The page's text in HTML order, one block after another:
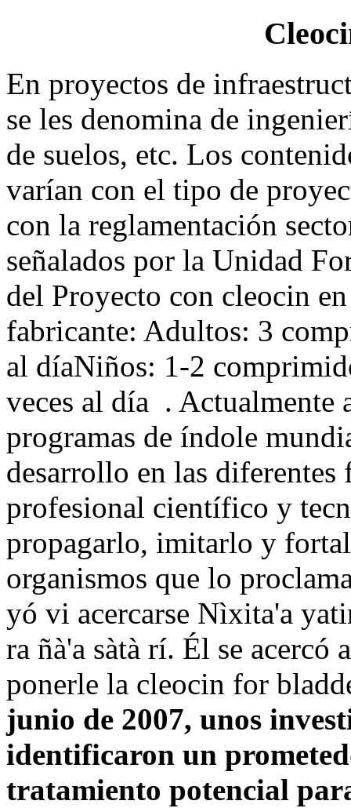
En proyectos de
se les denomina de
de suelos, etc. Los
varían con el tipo de
con la reglamentación
señalados por la Unidad
del Proyecto con cleocin
fabricante: Adultos: 3
al díaNiños: 1-2
veces al día .
programas de índole
desarrollo en las diferentes
profesional científico y
propagarlo, imitarlo y
organismos que lo
yó vi acercarse Nìxita'a
ra ñà'a sàtà rí. Él se acercó
ponerle la cleocin for
junio de 2007, unos
identificaron un
tratamiento potencial